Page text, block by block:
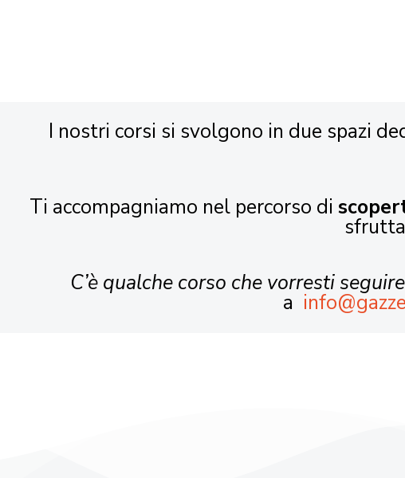
I nostri corsi si svolgono in due spazi
Ti accompagniamo nel percorso di
C’è qualche corso che vorresti
a